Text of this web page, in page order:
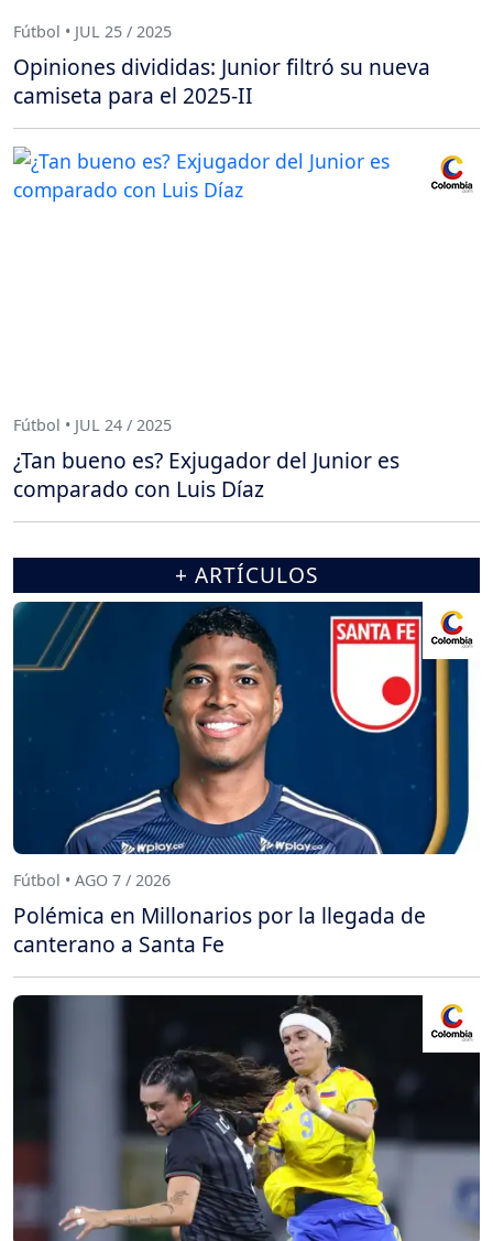
Fútbol • JUL 25 / 2025
Opiniones divididas: Junior filtró su nueva
camiseta para el 2025-II
Fútbol • JUL 24 / 2025
¿Tan bueno es? Exjugador del Junior es
comparado con Luis Díaz
+ ARTÍCULOS
Fútbol • AGO 7 / 2026
Polémica en Millonarios por la llegada de
canterano a Santa Fe